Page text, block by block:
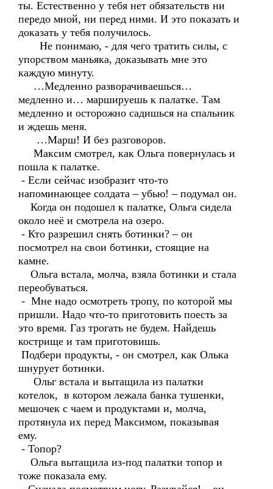
ты. Естественно у тебя нет обязательств ни
передо мной, ни перед ними. И это показать и
доказать у тебя получилось.
Не понимаю, - для чего тратить силы, с
упорством маньяка, доказывать мне это
каждую минуту.
…Медленно разворачиваешься…
медленно и… маршируешь к палатке. Там
медленно и осторожно садишься на спальник
и ждешь меня.
…Марш! И без разговоров.
Максим смотрел, как Ольга повернулась и
пошла к палатке.
- Если сейчас изобразит что-то
напоминающее солдата – убью! – подумал он.
Когда он подошел к палатке, Ольга сидела
около неё и смотрела на озеро.
- Кто разрешил снять ботинки? – он
посмотрел на свои ботинки, стоящие на
камне.
Ольга встала, молча, взяла ботинки и стала
переобуваться.
- Мне надо осмотреть тропу, по которой мы
пришли. Надо что-то приготовить поесть за
это время. Газ трогать не будем. Найдешь
кострище и там приготовишь.
Подбери продукты, - он смотрел, как Олька
шнурует ботинки.
Ольг встала и вытащила из палатки
котелок, в котором лежала банка тушенки,
мешочек с чаем и продуктами и, молча,
протянула их перед Максимом, показывая
ему.
- Топор?
Ольга вытащила из-под палатки топор и
тоже показала ему.